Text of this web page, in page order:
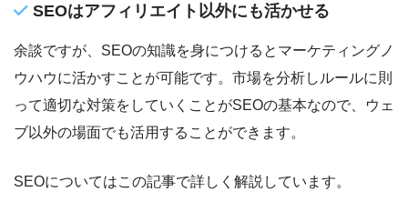
SEOはアフィリエイト以外にも活かせる
余談ですが、SEOの知識を身につけるとマーケティングノ
ウハウに活かすことが可能です。市場を分析しルールに則
って適切な対策をしていくことがSEOの基本なので、ウェ
ブ以外の場面でも活用することができます。
SEOについてはこの記事で詳しく解説しています。